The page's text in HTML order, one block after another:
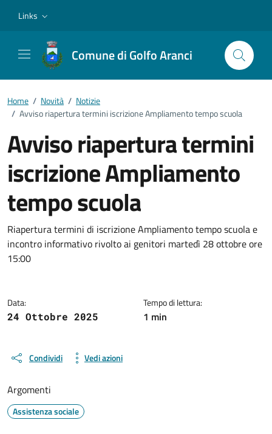
Links
Comune di Golfo Aranci
Home / Novità / Notizie
/ Avviso riapertura termini iscrizione Ampliamento tempo scuola
Avviso riapertura termini
iscrizione Ampliamento
tempo scuola
Dettagli della notizia
Riapertura termini di iscrizione Ampliamento tempo scuola e
incontro informativo rivolto ai genitori martedì 28 ottobre ore
15:00
Data:
24 Ottobre 2025
Tempo di lettura:
1 min
Condividi Vedi azioni
Argomenti
Assistenza sociale